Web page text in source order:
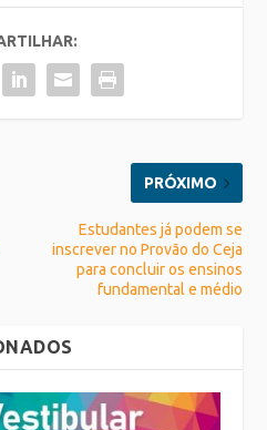
PRÓXIMO
Estudantes já podem se
inscrever no Provão do Ceja
para concluir os ensinos
fundamental e médio